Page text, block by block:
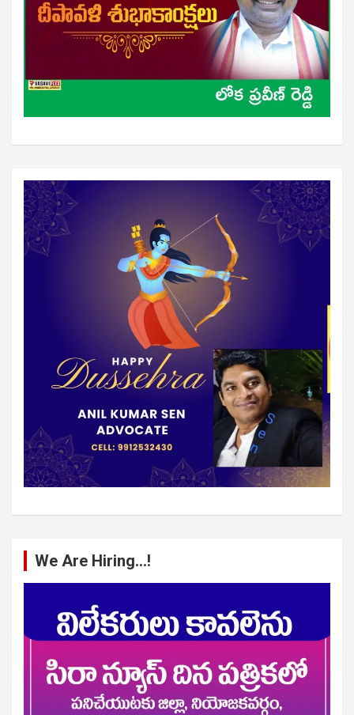
We Are Hiring…!